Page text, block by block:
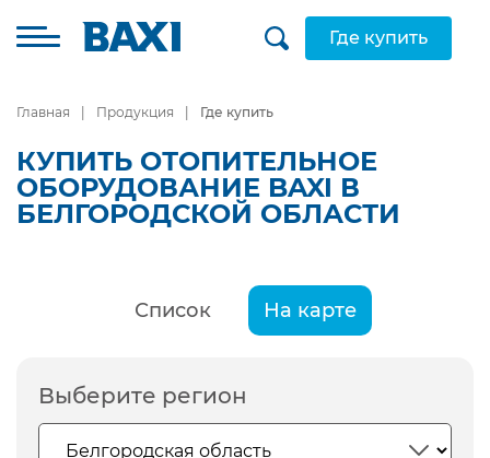
Где купить
Главная Продукция Где купить
КУПИТЬ ОТОПИТЕЛЬНОЕ
ОБОРУДОВАНИЕ BAXI В
БЕЛГОРОДСКОЙ ОБЛАСТИ
Список На карте
Выберите регион